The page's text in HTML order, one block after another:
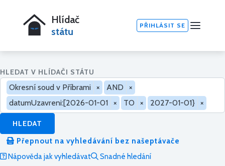
Hlídač
státu
PŘIHLÁSIT SE
HLEDAT V HLÍDAČI STÁTU
Okresní soud v Příbrami × AND
×
datumUzavreni:[2026-01-01 × TO × 2027-01-01} ×
HLEDAT
Přepnout na vyhledávání bez našeptávače
Nápověda jak vyhledávat
Snadné hledání